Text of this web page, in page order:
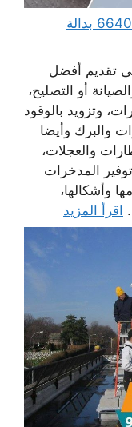
ونش كرين سطحة ام الهيمان 66400336 بدالة
تقديم أفضل
أو التصليح،
وتزويد بالوقود
والبرك وأيضا
والعجلات،
المدخرات
وأشكالها،
اقرأ المزيد